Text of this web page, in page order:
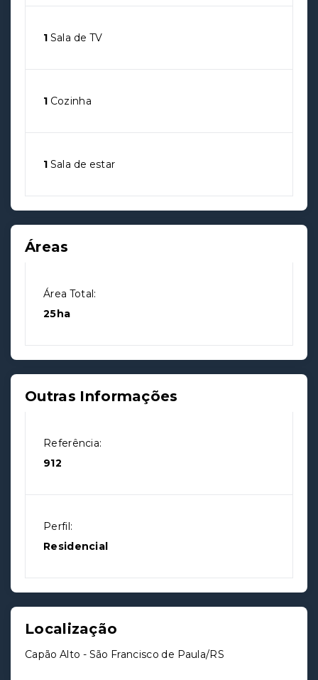
1 Sala de TV
1 Cozinha
1 Sala de estar
Áreas
Área Total:
25ha
Outras Informações
Referência:
912
Perfil:
Residencial
Localização
Capão Alto - São Francisco de Paula/RS